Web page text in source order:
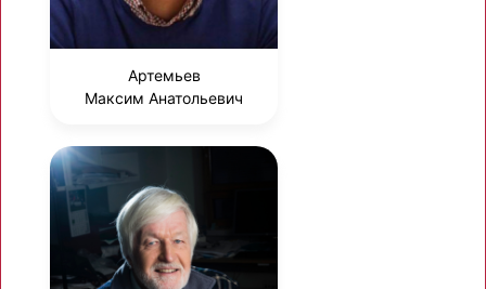
Артемьев
Максим Анатольевич